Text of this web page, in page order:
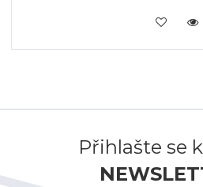
KOUPIT
Přihlašte se